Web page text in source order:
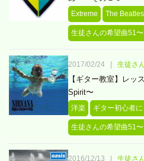
Extreme The Beatles
生徒さんの希望曲51
2017/02/24 生徒さ
【ギター教室】レッ
Spirit〜
洋楽 ギター初心者に
生徒さんの希望曲51
2016/12/13 生徒さ